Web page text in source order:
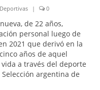
| 0
de 22 años,
personal luego de
2021 que derivó en la
años de aquel
a través del deporte
argentina de